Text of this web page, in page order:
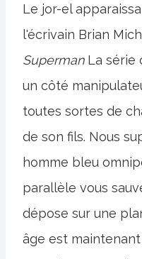
Le jor-el
l'écrivain Brian
SupermanLa série
un côté
toutes sortes de
de son fils. Nous
homme bleu
parallèle vous
dépose sur une
âge est